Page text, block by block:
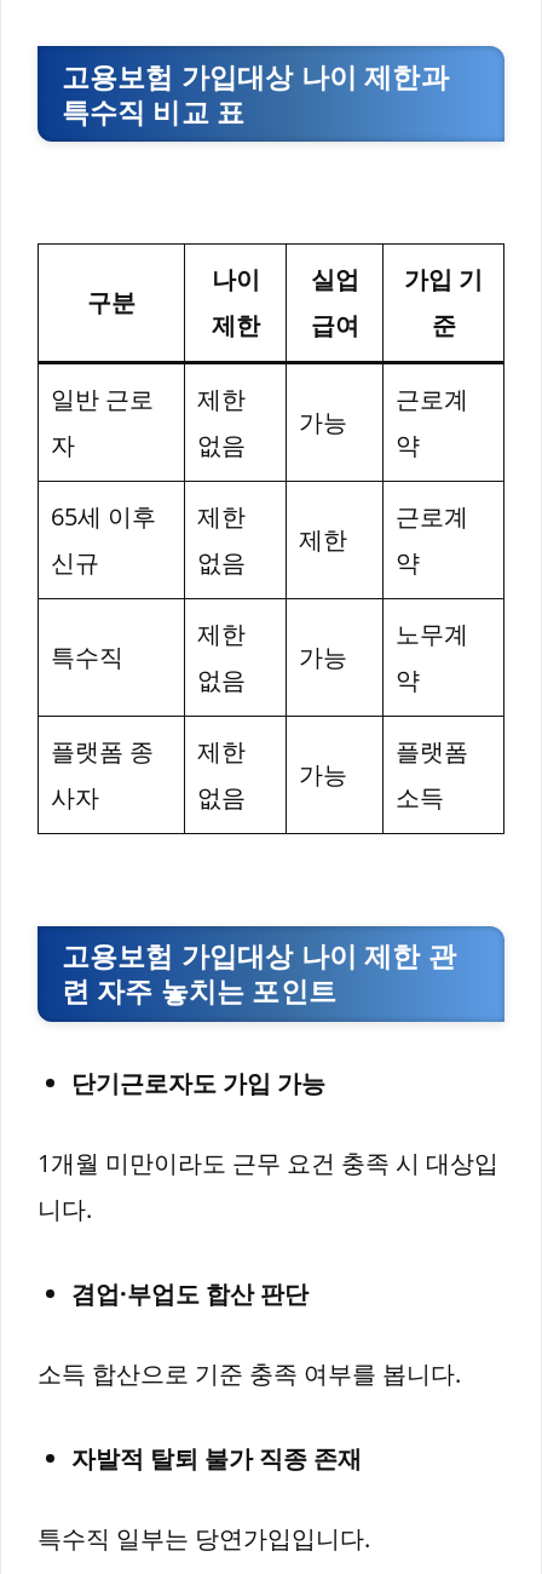
고용보험 가입대상 나이 제한과
특수직 비교 표
구분
나이
제한
실업
급여
가입 기
준
일반 근로
자
제한
없음
가능
근로계
약
65세 이후
신규
제한
없음
제한
근로계
약
특수직
제한
없음
가능
노무계
약
플랫폼 종
사자
제한
없음
가능
플랫폼
소득
고용보험 가입대상 나이 제한 관
련 자주 놓치는 포인트
단기근로자도 가입 가능
1개월 미만이라도 근무 요건 충족 시 대상입
니다.
겸업·부업도 합산 판단
소득 합산으로 기준 충족 여부를 봅니다.
자발적 탈퇴 불가 직종 존재
특수직 일부는 당연가입입니다.